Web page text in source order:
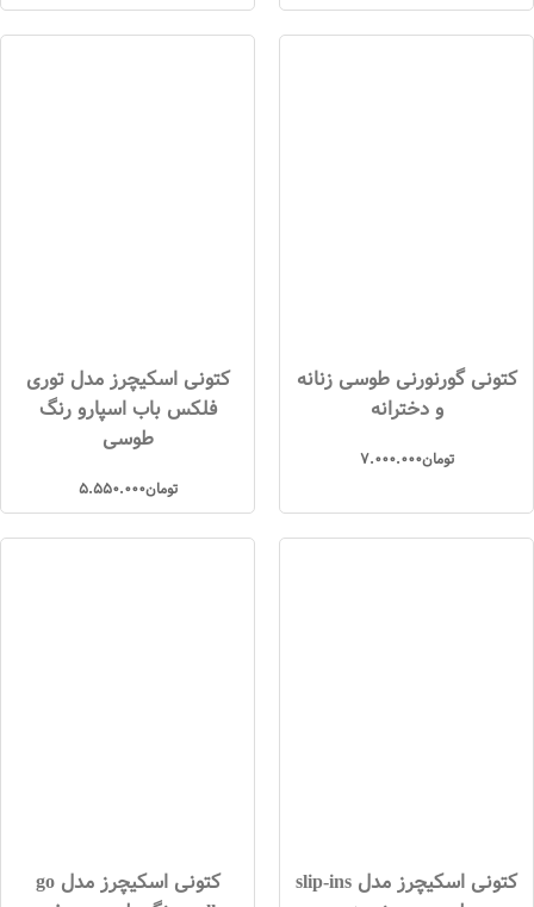
کتونی گورنورنی طوسی زنانه
و دخترانه
تومان7.000.000
کتونی اسکیچرز مدل توری
فلکس باب اسپارو رنگ
طوسی
تومان5.550.000
کتونی اسکیچرز مدل slip-ins
کتونی اسکیچرز مدل go